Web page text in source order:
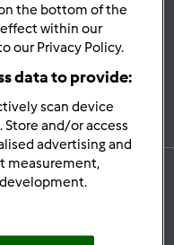
the bottom of the
effect within our
our Privacy Policy.
data to provide:
scan device
and/or access
advertising and
measurement,